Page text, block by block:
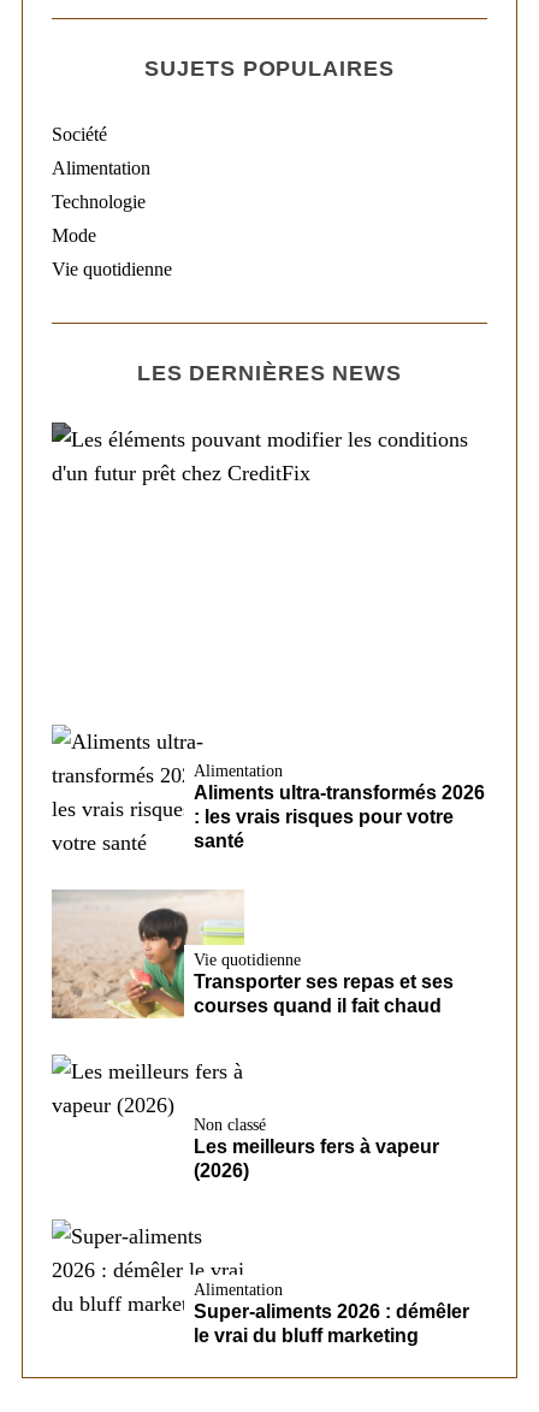
SUJETS POPULAIRES
Société
Alimentation
Technologie
Mode
Vie quotidienne
LES DERNIÈRES NEWS
Alimentation
Aliments ultra-transformés 2026
: les vrais risques pour votre
santé
Vie quotidienne
Transporter ses repas et ses
courses quand il fait chaud
Non classé
Les meilleurs fers à vapeur
(2026)
Alimentation
Super-aliments 2026 : démêler
le vrai du bluff marketing